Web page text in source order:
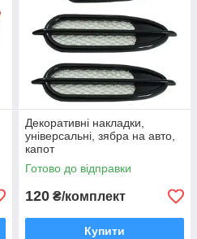
Декоративні накладки,
універсальні, зябра на авто,
капот
Готово до відправки
120 ₴/комплект
Купити